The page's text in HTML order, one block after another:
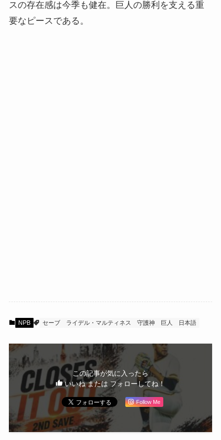
スの存在感は今季も健在。巨人の勝利を支える重
要なピースである。
NPB セーブ ライデル・マルティネス 守護神 巨人 日本語
この記事が気に入ったら
いいね または フォローしてね！
Follow Me